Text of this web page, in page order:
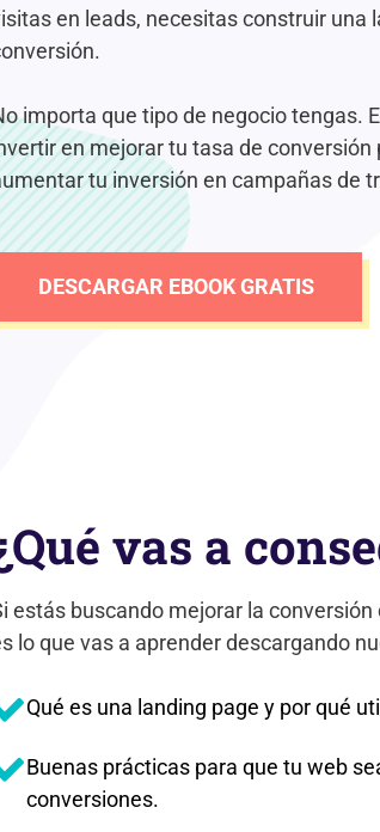
en leads, necesitas construir una
importa que tipo de negocio tengas.
en mejorar tu tasa de conversión
tu inversión en campañas de
DESCARGAR EBOOK GRATIS
vas a
estás buscando mejorar la
lo que vas a aprender descargando
Qué es una landing page y por qué
Buenas prácticas para que tu web
conversiones.